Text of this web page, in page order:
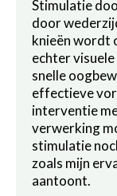
Stimulatie
door
knieën wordt
echter
snelle
effectieve
interventie
verwerking
stimulatie
zoals mijn
aantoont.